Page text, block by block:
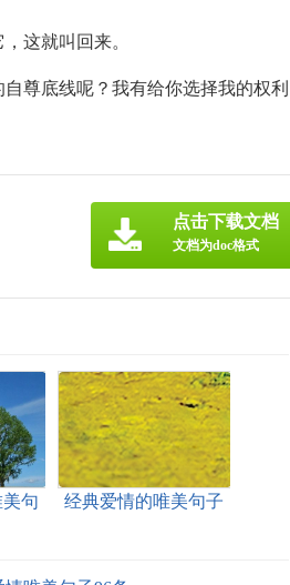
这就叫回来。
尊底线呢？我有给你选择我的权利
点击下载文档
文档为doc格式
句
经典爱情的唯美句子